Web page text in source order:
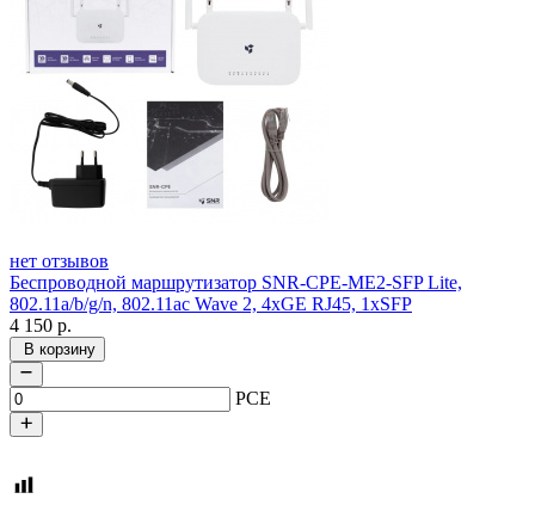
нет отзывов
Беспроводной маршрутизатор SNR-CPE-ME2-SFP Lite,
802.11a/b/g/n, 802.11ac Wave 2, 4xGE RJ45, 1xSFP
4 150 р.
В корзину
PCE